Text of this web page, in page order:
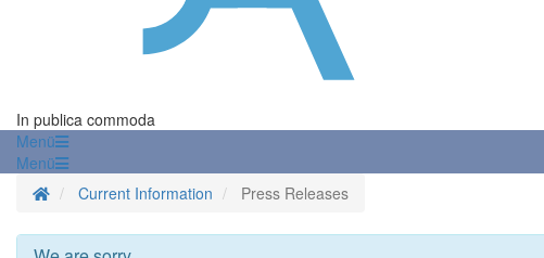
In publica commoda
Menü
Menü
Homepage
Current Information Press Releases